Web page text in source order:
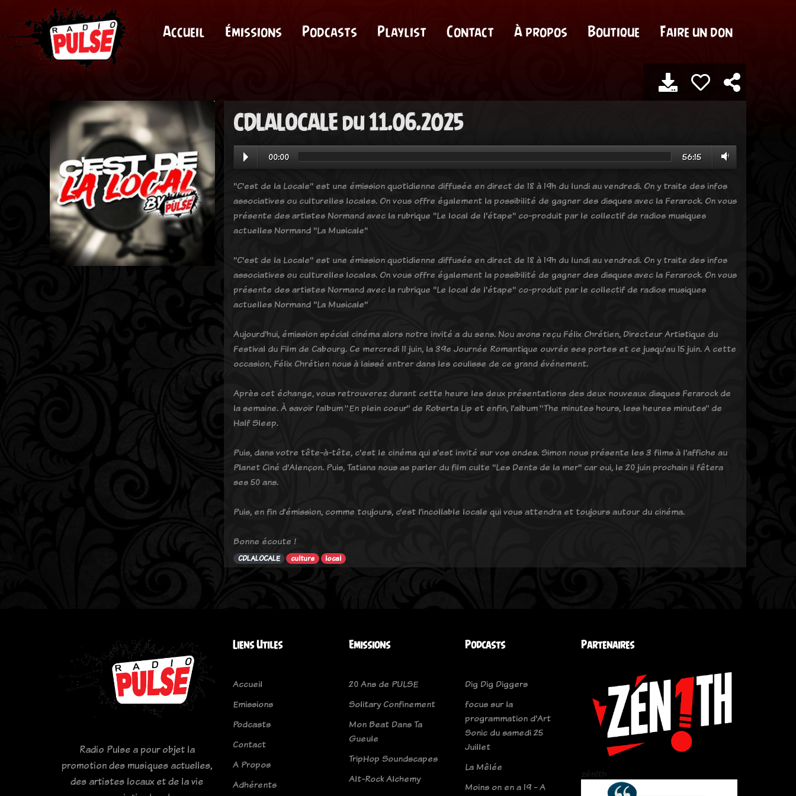
Accueil Émissions Podcasts Playlist Contact À propos Boutique Faire un don
CDLALOCALE du 11.06.2025
00:00 56:15
"C'est de la Locale" est une émission quotidienne diffusée en direct de 18 à 19h du lundi au vendredi. On y traite des infos
associatives ou culturelles locales. On vous offre également la possibilité de gagner des disques avec la Ferarock. On vous
présente des artistes Normand avec la rubrique "Le local de l'étape" co-produit par le collectif de radios musiques
actuelles Normand "La Musicale"
"C'est de la Locale" est une émission quotidienne diffusée en direct de 18 à 19h du lundi au vendredi. On y traite des infos
associatives ou culturelles locales. On vous offre également la possibilité de gagner des disques avec la Ferarock. On vous
présente des artistes Normand avec la rubrique "Le local de l'étape" co-produit par le collectif de radios musiques
actuelles Normand "La Musicale"
Aujourd'hui, émission spécial cinéma alors notre invité a du sens. Nou avons reçu Félix Chrétien, Directeur Artistique du
Festival du Film de Cabourg. Ce mercredi 11 juin, la 39e Journée Romantique ouvrée ses portes et ce jusqu'au 15 juin. A cette
occasion, Félix Chrétien nous à laissé entrer dans les coulisse de ce grand événement.
Après cet échange, vous retrouverez durant cette heure les deux présentations des deux nouveaux disques Ferarock de
la semaine. À savoir l’album “En plein coeur” de Roberta Lip et enfin, l’album “The minutes hours, less heures minutes” de
Half Sleep.
Puis, dans votre tête-à-tête, c'est le cinéma qui s'est invité sur vos ondes. Simon nous présente les 3 films à l'affiche au
Planet Ciné d'Alençon. Puis, Tatiana nous as parler du film culte "Les Dents de la mer" car oui, le 20 juin prochain il fêtera
ses 50 ans.
Puis, en fin d’émission, comme toujours, c’est l’incollable locale qui vous attendra et toujours autour du cinéma.
Bonne écoute !
CDLALOCALE culture local
Radio Pulse a pour objet la
promotion des musiques actuelles,
des artistes locaux et de la vie
Liens Utiles
Accueil
Emissions
Podcasts
Contact
A Propos
Adhérents
Emissions
20 Ans de PULSE
Solitary Confinement
Mon Beat Dans Ta
Gueule
TripHop Soundscapes
Alt-Rock Alchemy
Podcasts
Dig Dig Diggers
focus sur la
programmation d'Art
Sonic du samedi 25
Juillet
La Mêlée
Moins on en a 19 - A
Partenaires